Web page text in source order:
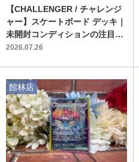
【CHALLENGER / チャレンジ
ャー】スケートボード デッキ｜
未開封コンディションの注目ギ
アが入荷
2026.07.26
館林店